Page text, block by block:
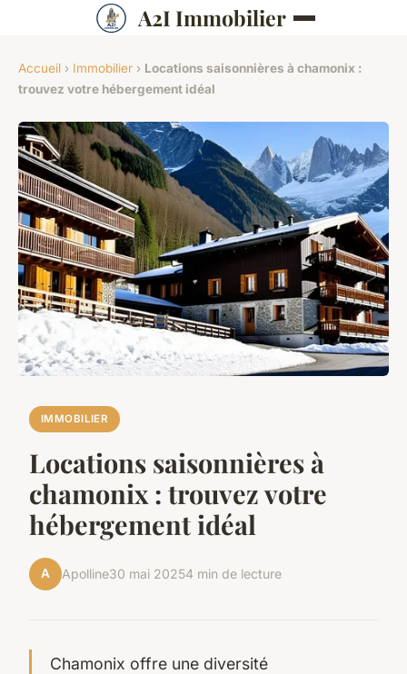
A2I Immobilier
Accueil › Immobilier › Locations saisonnières à chamonix :
trouvez votre hébergement idéal
IMMOBILIER
Locations saisonnières à
chamonix : trouvez votre
hébergement idéal
A Apolline30 mai 20254 min de lecture
Chamonix offre une diversité